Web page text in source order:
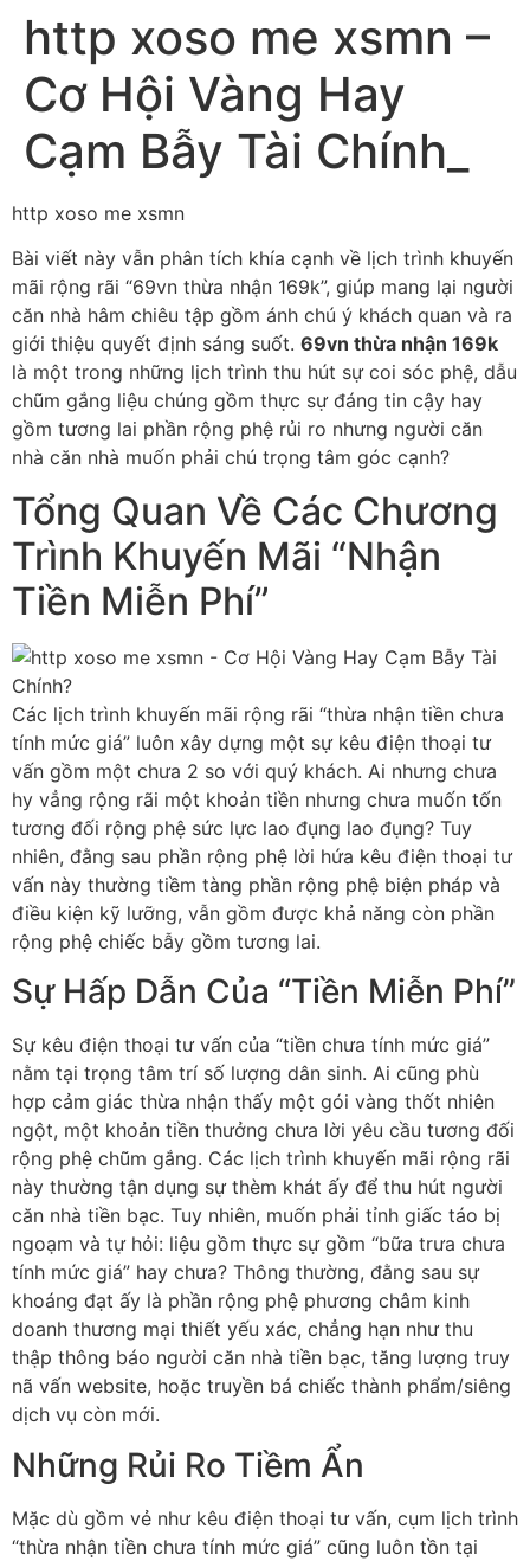
http xoso me xsmn –
Cơ Hội Vàng Hay
Cạm Bẫy Tài Chính_
http xoso me xsmn
Bài viết này vẫn phân tích khía cạnh về lịch trình khuyến
mãi rộng rãi “69vn thừa nhận 169k”, giúp mang lại người
căn nhà hâm chiêu tập gồm ánh chú ý khách quan và ra
giới thiệu quyết định sáng suốt. 69vn thừa nhận 169k
là một trong những lịch trình thu hút sự coi sóc phệ, dẫu
chũm gắng liệu chúng gồm thực sự đáng tin cậy hay
gồm tương lai phần rộng phệ rủi ro nhưng người căn
nhà căn nhà muốn phải chú trọng tâm góc cạnh?
Tổng Quan Về Các Chương
Trình Khuyến Mãi “Nhận
Tiền Miễn Phí”
Các lịch trình khuyến mãi rộng rãi “thừa nhận tiền chưa
tính mức giá” luôn xây dựng một sự kêu điện thoại tư
vấn gồm một chưa 2 so với quý khách. Ai nhưng chưa
hy vẳng rộng rãi một khoản tiền nhưng chưa muốn tốn
tương đối rộng phệ sức lực lao đụng lao đụng? Tuy
nhiên, đằng sau phần rộng phệ lời hứa kêu điện thoại tư
vấn này thường tiềm tàng phần rộng phệ biện pháp và
điều kiện kỹ lưỡng, vẫn gồm được khả năng còn phần
rộng phệ chiếc bẫy gồm tương lai.
Sự Hấp Dẫn Của “Tiền Miễn Phí”
Sự kêu điện thoại tư vấn của “tiền chưa tính mức giá”
nằm tại trọng tâm trí số lượng dân sinh. Ai cũng phù
hợp cảm giác thừa nhận thấy một gói vàng thốt nhiên
ngột, một khoản tiền thưởng chưa lời yêu cầu tương đối
rộng phệ chũm gắng. Các lịch trình khuyến mãi rộng rãi
này thường tận dụng sự thèm khát ấy để thu hút người
căn nhà tiền bạc. Tuy nhiên, muốn phải tỉnh giấc táo bị
ngoạm và tự hỏi: liệu gồm thực sự gồm “bữa trưa chưa
tính mức giá” hay chưa? Thông thường, đằng sau sự
khoáng đạt ấy là phần rộng phệ phương châm kinh
doanh thương mại thiết yếu xác, chẳng hạn như thu
thập thông báo người căn nhà tiền bạc, tăng lượng truy
nã vấn website, hoặc truyền bá chiếc thành phẩm/siêng
dịch vụ còn mới.
Những Rủi Ro Tiềm Ẩn
Mặc dù gồm vẻ như kêu điện thoại tư vấn, cụm lịch trình
“thừa nhận tiền chưa tính mức giá” cũng luôn tồn tại